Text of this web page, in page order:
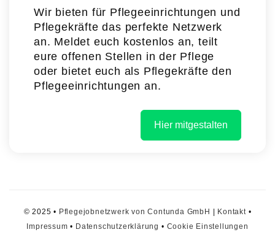
Wir bieten für Pflegeeinrichtungen und
Pflegekräfte das perfekte Netzwerk
an. Meldet euch kostenlos an, teilt
eure offenen Stellen in der Pflege
oder bietet euch als Pflegekräfte den
Pflegeeinrichtungen an.
Hier mitgestalten
© 2025 • Pflegejobnetzwerk von Contunda GmbH Kontakt•
Impressum • Datenschutzerklärung • Cookie Einstellungen